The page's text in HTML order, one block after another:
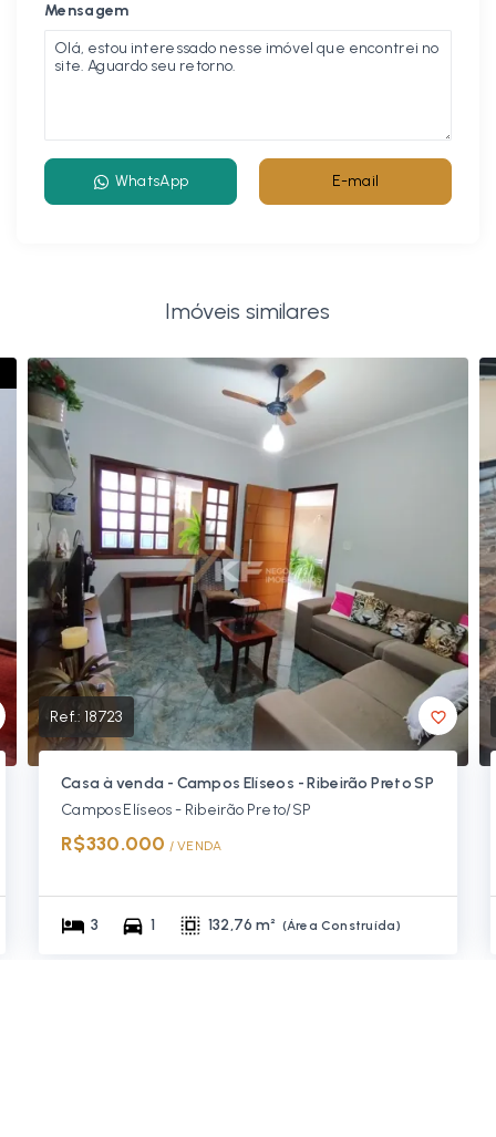
Mensagem
WhatsApp E-mail
Imóveis similares
Ref.: 18723
Casa à venda - Campos Elíseos - Ribeirão Preto SP
Campos Elíseos - Ribeirão Preto/SP
R$330.000 / VENDA
3 1 132,76 m² (Área Construída)